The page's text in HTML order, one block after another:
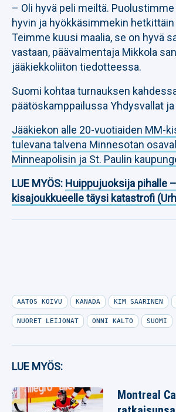
– Oli hyvä peli meiltä.
hyvin ja hyökkäsimmekin
Teimme kuusi maalia, se on hyvä
vastaan, päävalmentaja Mikkola
jääkiekkoliiton tiedotteessa.
Suomi kohtaa turnauksen
päätöskamppailussa Yhdysvallat
Jääkiekon alle 20-vuotiaiden MM-
tulevana talvena Minnesotan
Minneapolisin ja St. Paulin
LUE MYÖS: Huippujuoksija pihalle
kisajoukkueelle täysi katastrofi
AATOS KOIVU KANADA KIM SAARINEN
NUORET LEIJONAT ONNI KALTO SUOMI
LUE MYÖS:
Montreal